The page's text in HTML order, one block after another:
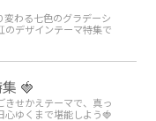
わる七色のグラデーシ
のデザインテーマ特集で
🍓
きせかえテーマで、真っ
心ゆくまで堪能しよう🍓